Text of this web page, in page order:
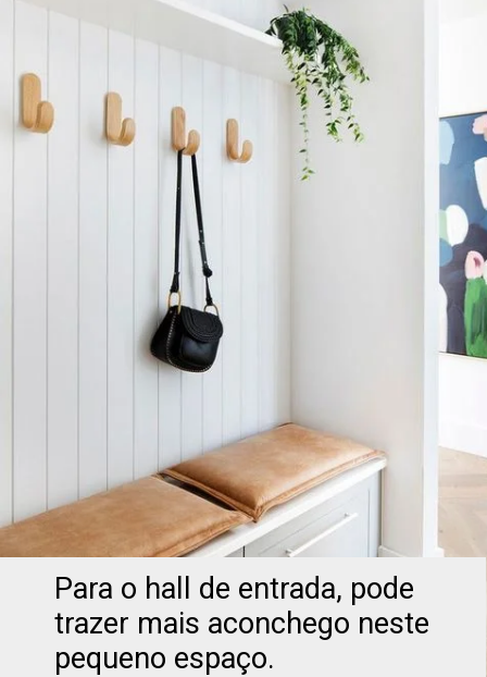
Para o hall de entrada, pode
trazer mais aconchego neste
pequeno espaço.